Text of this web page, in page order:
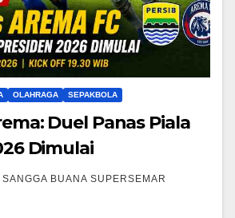
OLAHRAGA SEPAKBOLA
Duel Panas Piala
Dimulai
SANGGA BUANA SUPERSEMAR